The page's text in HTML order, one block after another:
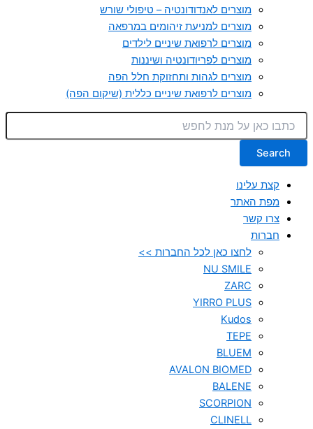
מוצרים לאנדודונטיה – טיפולי שורש
מוצרים למניעת זיהומים במרפאה
מוצרים לרפואת שיניים לילדים
מוצרים לפריודונטיה ושיננות
מוצרים לגהות ותחזוקת חלל הפה
מוצרים לרפואת שיניים כללית (שיקום הפה)
Search
קצת עלינו
מפת האתר
צרו קשר
חברות
לחצו כאן לכל החברות >>
NU SMILE
ZARC
YIRRO PLUS
Kudos
TEPE
BLUEM
AVALON BIOMED
BALENE
SCORPION
CLINELL